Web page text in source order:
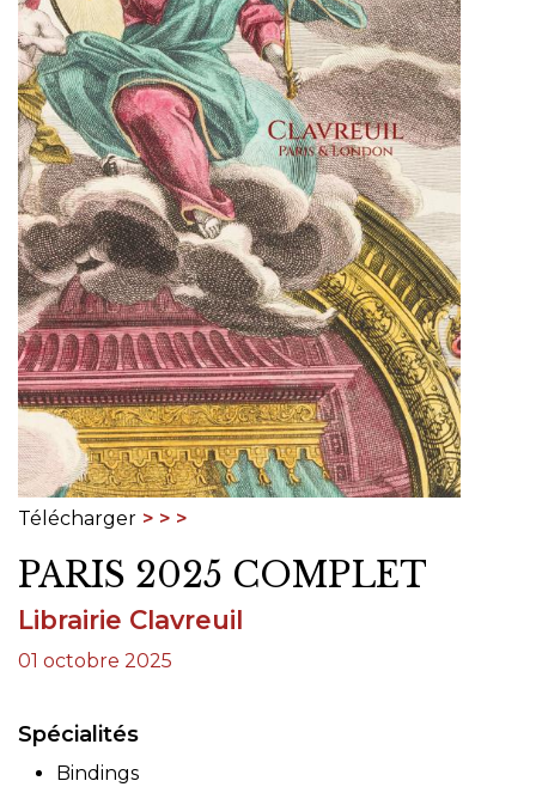
Télécharger
PARIS 2025 COMPLET
Librairie Clavreuil
01 octobre 2025
Spécialités
Bindings